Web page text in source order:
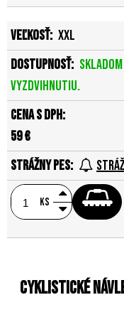
XXL
vyzdvihnutiu.
59 €
ks
Cyklistické